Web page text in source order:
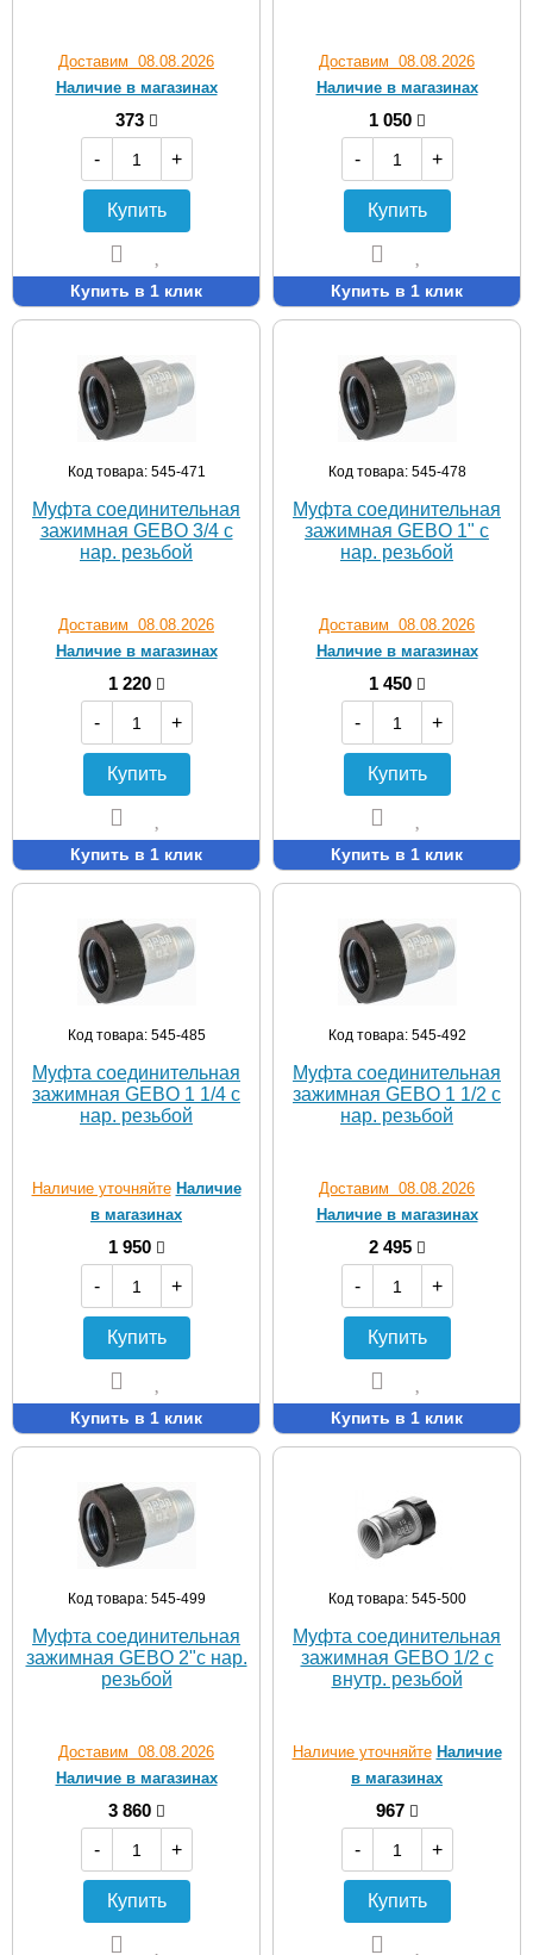
Доставим 08.08.2026
Наличие в магазинах
373
-
+
Купить
Купить в 1 клик
Доставим 08.08.2026
Наличие в магазинах
1 050
-
+
Купить
Купить в 1 клик
Код товара: 545-471
Муфта соединительная
зажимная GEBO 3/4 с
нар. резьбой
Доставим 08.08.2026
Наличие в магазинах
1 220
-
+
Купить
Купить в 1 клик
Код товара: 545-478
Муфта соединительная
зажимная GEBO 1" с
нар. резьбой
Доставим 08.08.2026
Наличие в магазинах
1 450
-
+
Купить
Купить в 1 клик
Код товара: 545-485
Муфта соединительная
зажимная GEBO 1 1/4 с
нар. резьбой
Наличие уточняйте Наличие
в магазинах
1 950
-
+
Купить
Купить в 1 клик
Код товара: 545-492
Муфта соединительная
зажимная GEBO 1 1/2 с
нар. резьбой
Доставим 08.08.2026
Наличие в магазинах
2 495
-
+
Купить
Купить в 1 клик
Код товара: 545-499
Муфта соединительная
зажимная GEBO 2"с нар.
резьбой
Доставим 08.08.2026
Наличие в магазинах
3 860
-
+
Купить
Код товара: 545-500
Муфта соединительная
зажимная GEBO 1/2 с
внутр. резьбой
Наличие уточняйте Наличие
в магазинах
967
-
+
Купить